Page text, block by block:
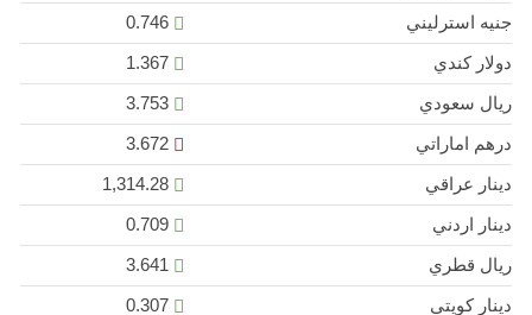
جنيه استرليني
0.746
دولار كندي
1.367
ريال سعودي
3.753
درهم اماراتي
3.672
دينار عراقي
1,314.28
دينار اردني
0.709
ريال قطري
دينار كويتي
0.307